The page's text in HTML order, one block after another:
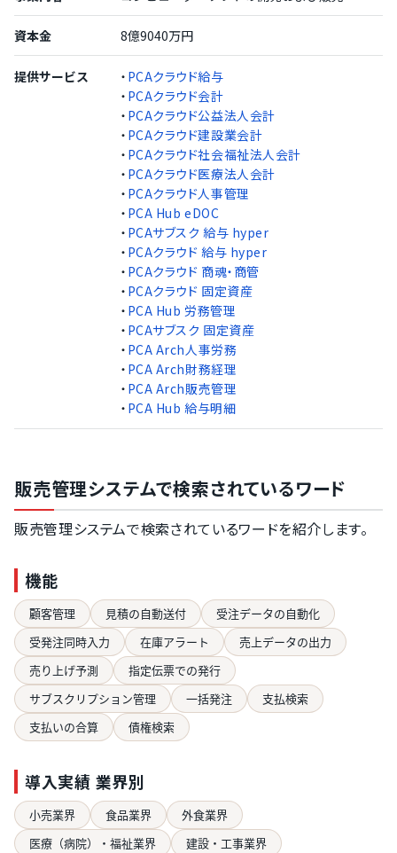
資本金 8億9040万円
提供サービス ・ PCAクラウド給与
・ PCAクラウド会計
・ PCAクラウド公益法人会計
・ PCAクラウド建設業会計
・ PCAクラウド社会福祉法人会計
・ PCAクラウド医療法人会計
・ PCAクラウド人事管理
・ PCA Hub eDOC
・ PCAサブスク 給与 hyper
・ PCAクラウド 給与 hyper
・ PCAクラウド 商魂・商管
・ PCAクラウド 固定資産
・ PCA Hub 労務管理
・ PCAサブスク 固定資産
・ PCA Arch人事労務
・ PCA Arch財務経理
・ PCA Arch販売管理
・ PCA Hub 給与明細
販売管理システムで検索されているワード
販売管理システムで検索されているワードを紹介します。
機能
顧客管理 見積の自動送付
受注データの自動化
受発注同時入力
在庫アラート
売上データの出力
売り上げ予測
指定伝票での発行
サブスクリプション管理
一括発注
支払検索
支払いの合算
債権検索
導入実績 業界別
小売業界 食品業界
外食業界
医療（病院）・福祉業界
建設・工事業界